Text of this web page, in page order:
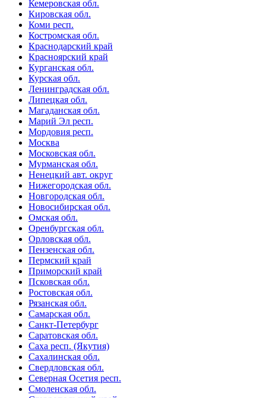
Кемеровская обл.
Кировская обл.
Коми респ.
Костромская обл.
Краснодарский край
Красноярский край
Курганская обл.
Курская обл.
Ленинградская обл.
Липецкая обл.
Магаданская обл.
Марий Эл респ.
Мордовия респ.
Москва
Московская обл.
Мурманская обл.
Ненецкий авт. округ
Нижегородская обл.
Новгородская обл.
Новосибирская обл.
Омская обл.
Оренбургская обл.
Орловская обл.
Пензенская обл.
Пермский край
Приморский край
Псковская обл.
Ростовская обл.
Рязанская обл.
Самарская обл.
Санкт-Петербург
Саратовская обл.
Саха респ. (Якутия)
Сахалинская обл.
Свердловская обл.
Северная Осетия респ.
Смоленская обл.